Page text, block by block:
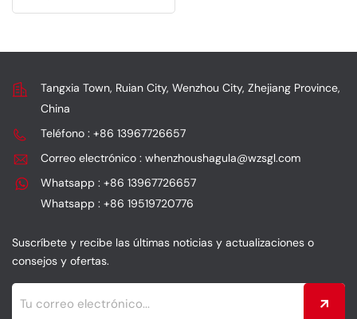
Tangxia Town, Ruian City, Wenzhou City, Zhejiang Province,
China
Teléfono : +86 13967726657
Correo electrónico : whenzhoushagula@wzsgl.com
Whatsapp : +86 13967726657
Whatsapp : +86 19519720776
Suscríbete y recibe las últimas noticias y actualizaciones o
consejos y ofertas.